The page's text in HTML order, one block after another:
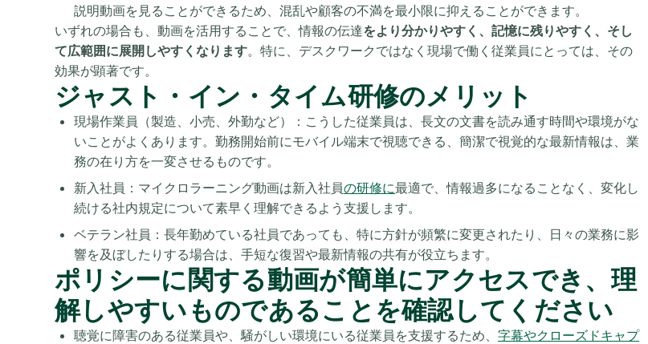
説明動画を見ることができるため、混乱や顧客の不満を最小限に抑えることができます。
いずれの場合も、動画を活用することで、情報の伝達をより分かりやすく、記憶に残りやすく、そし
て広範囲に展開しやすくなります。特に、デスクワークではなく現場で働く従業員にとっては、その
効果が顕著です。
ジャスト・イン・タイム研修のメリット
現場作業員（製造、小売、外勤など）：こうした従業員は、長文の文書を読み通す時間や環境がな
いことがよくあります。勤務開始前にモバイル端末で視聴できる、簡潔で視覚的な最新情報は、業
務の在り方を一変させるものです。
新入社員：マイクロラーニング動画は新入社員の研修に最適で、情報過多になることなく、変化し
続ける社内規定について素早く理解できるよう支援します。
ベテラン社員：長年勤めている社員であっても、特に方針が頻繁に変更されたり、日々の業務に影
響を及ぼしたりする場合は、手短な復習や最新情報の共有が役立ちます。
ポリシーに関する動画が簡単にアクセスでき、理
解しやすいものであることを確認してください
聴覚に障害のある従業員や、騒がしい環境にいる従業員を支援するため、 字幕やクローズドキャプ